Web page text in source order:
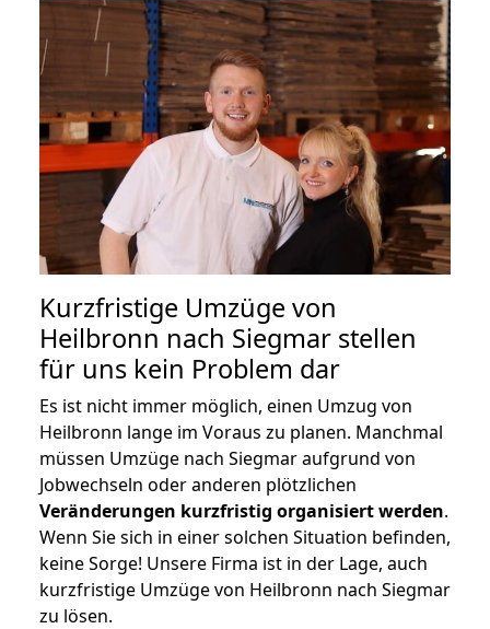
Kurzfristige Umzüge von
Heilbronn nach Siegmar stellen
für uns kein Problem dar
Es ist nicht immer möglich, einen Umzug von
Heilbronn lange im Voraus zu planen. Manchmal
müssen Umzüge nach Siegmar aufgrund von
Jobwechseln oder anderen plötzlichen
Veränderungen kurzfristig organisiert werden.
Wenn Sie sich in einer solchen Situation befinden,
keine Sorge! Unsere Firma ist in der Lage, auch
kurzfristige Umzüge von Heilbronn nach Siegmar
zu lösen.